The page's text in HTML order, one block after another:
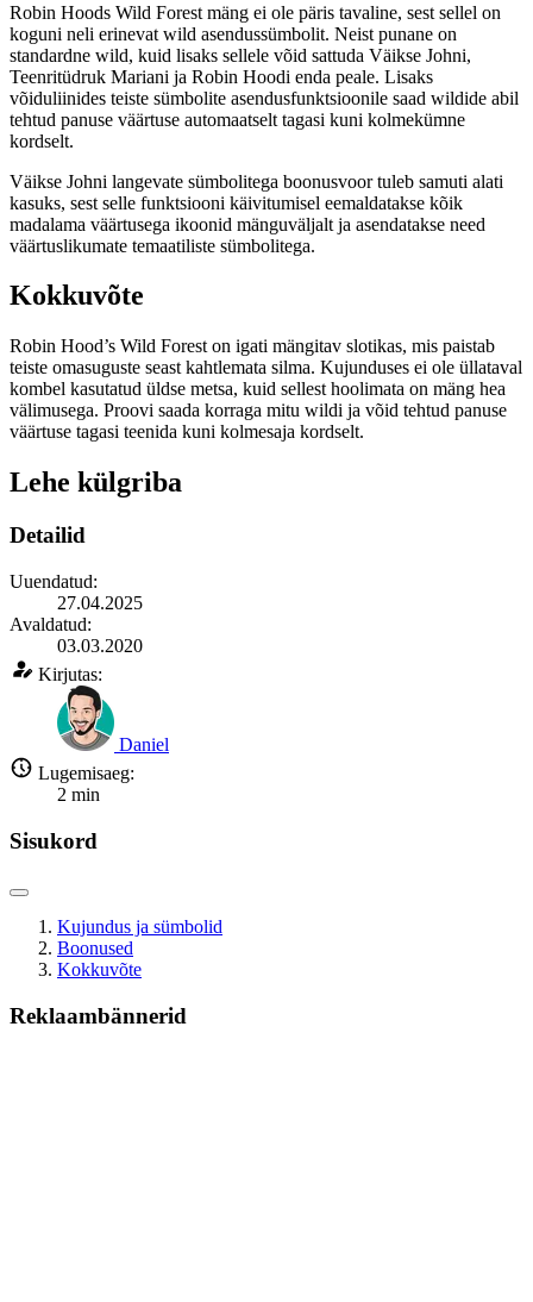
Robin Hoods Wild Forest mäng ei ole päris tavaline, sest sellel on
koguni neli erinevat wild asendussümbolit. Neist punane on
standardne wild, kuid lisaks sellele võid sattuda Väikse Johni,
Teenritüdruk Mariani ja Robin Hoodi enda peale. Lisaks
võiduliinides teiste sümbolite asendusfunktsioonile saad wildide abil
tehtud panuse väärtuse automaatselt tagasi kuni kolmekümne
kordselt.
Väikse Johni langevate sümbolitega boonusvoor tuleb samuti alati
kasuks, sest selle funktsiooni käivitumisel eemaldatakse kõik
madalama väärtusega ikoonid mänguväljalt ja asendatakse need
väärtuslikumate temaatiliste sümbolitega.
Kokkuvõte
Robin Hood’s Wild Forest on igati mängitav slotikas, mis paistab
teiste omasuguste seast kahtlemata silma. Kujunduses ei ole üllataval
kombel kasutatud üldse metsa, kuid sellest hoolimata on mäng hea
välimusega. Proovi saada korraga mitu wildi ja võid tehtud panuse
väärtuse tagasi teenida kuni kolmesaja kordselt.
Lehe külgriba
Detailid
Uuendatud:
27.04.2025
Avaldatud:
03.03.2020
Kirjutas:
Daniel
Lugemisaeg:
2 min
Sisukord
Kujundus ja sümbolid
Boonused
Kokkuvõte
Reklaambännerid